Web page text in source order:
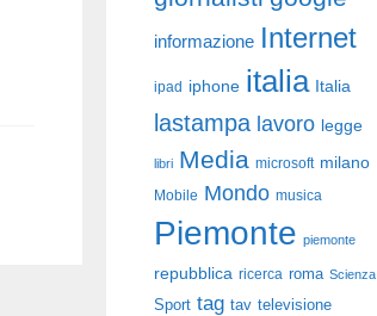
informazione Internet
ipad iphone italia Italia
lastampa lavoro legge
libri Media microsoft milano
Mobile Mondo musica
Piemonte piemonte
repubblica ricerca roma Scienza
Sport tag tav televisione